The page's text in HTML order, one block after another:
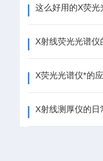
X射线测厚仪的日